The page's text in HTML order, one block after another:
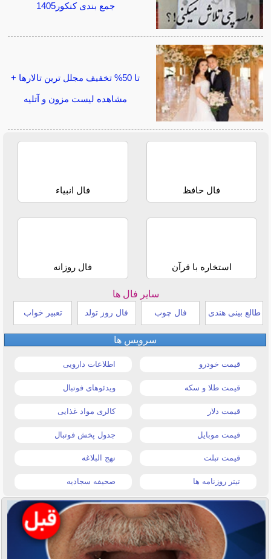
جمع بندی کنکور1405
تا 50% تخفیف مجلل ترین تالارها +
مشاهده لیست مزون و آتلیه
فال حافظ فال انبیاء
استخاره با قرآن فال روزانه
سایر فال ها
طالع بینی هندی فال چوب فال روز تولد تعبیر خواب
سرویس ها
قیمت خودرو اطلاعات دارویی
قیمت طلا و سکه ویدئوهای فوتبال
قیمت دلار کالری مواد غذایی
قیمت موبایل جدول پخش فوتبال
قیمت تبلت نهج البلاغه
تیتر روزنامه ها صحیفه سجادیه